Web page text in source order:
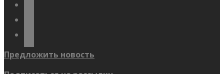
Предложить новость